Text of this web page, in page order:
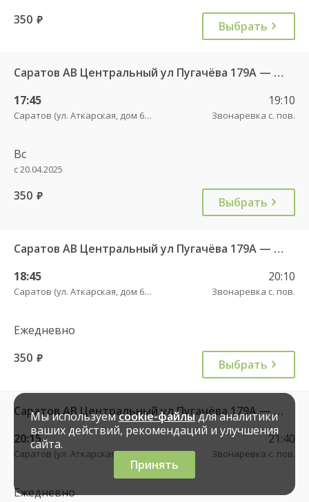
350 руб. Выбрать
Саратов АВ Центральный ул Пугачёва 179А — Маркс ул Ленина 36 Б
17:45
Саратов (ул. Аткарская, дом 66 А)
19:10
Звонаревка с. пов.
Вс
с 20.04.2025
350 руб. Выбрать
Саратов АВ Центральный ул Пугачёва 179А — Маркс ул Ленина 36 Б
18:45
Саратов (ул. Аткарская, дом 66 А)
20:10
Звонаревка с. пов.
Ежедневно
350 руб. Выбрать
Саратов АВ Центральный ул Пугачёва 179А — Маркс ч/з Юбилейный
20:15
Саратов (ул. Аткарская, дом 66 А)
21:40
Звонаревка с. пов.
Ежедневно
Мы используемcookie-файлыдля аналитики
ваших действий, рекомендаций и улучшения
сайта.
Принять